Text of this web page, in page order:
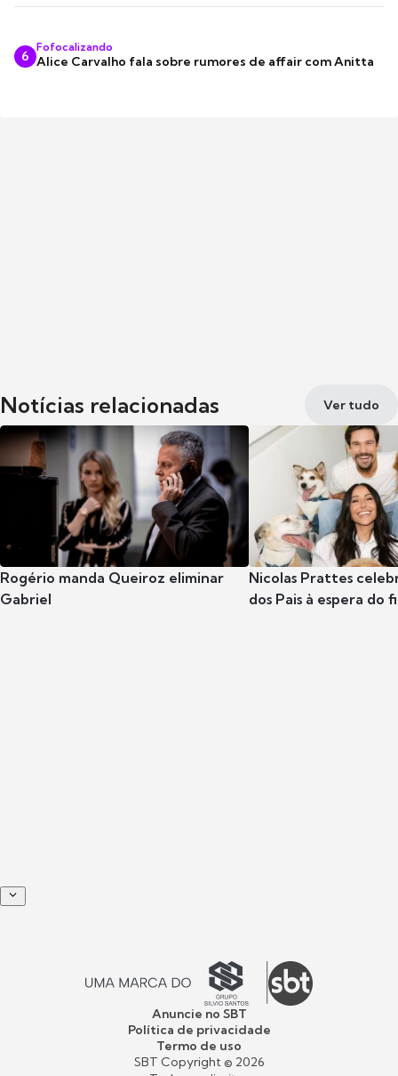
6
Fofocalizando
Alice Carvalho fala sobre rumores de affair com Anitta
Notícias relacionadas Ver tudo
Rogério manda Queiroz eliminar
Gabriel
Nicolas Prattes
dos Pais à espera do
Anuncie no SBT
Política de privacidade
Termo de uso
SBT Copyright © 2026